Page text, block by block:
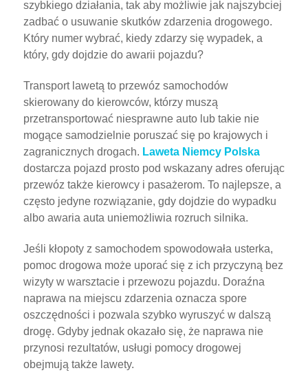
szybkiego działania, tak aby możliwie jak najszybciej
zadbać o usuwanie skutków zdarzenia drogowego.
Który numer wybrać, kiedy zdarzy się wypadek, a
który, gdy dojdzie do awarii pojazdu?
Transport lawetą to przewóz samochodów
skierowany do kierowców, którzy muszą
przetransportować niesprawne auto lub takie nie
mogące samodzielnie poruszać się po krajowych i
zagranicznych drogach. Laweta Niemcy Polska
dostarcza pojazd prosto pod wskazany adres oferując
przewóz także kierowcy i pasażerom. To najlepsze, a
często jedyne rozwiązanie, gdy dojdzie do wypadku
albo awaria auta uniemożliwia rozruch silnika.
Jeśli kłopoty z samochodem spowodowała usterka,
pomoc drogowa może uporać się z ich przyczyną bez
wizyty w warsztacie i przewozu pojazdu. Doraźna
naprawa na miejscu zdarzenia oznacza spore
oszczędności i pozwala szybko wyruszyć w dalszą
drogę. Gdyby jednak okazało się, że naprawa nie
przynosi rezultatów, usługi pomocy drogowej
obejmują także lawety.